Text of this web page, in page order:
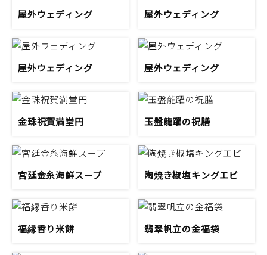
屋外ウェディング 屋外ウェディング
屋外ウェディング 屋外ウェディング
金珠祝賀満堂円 玉盤龍躍の祝膳
宮廷金糸海鮮スープ 陶焼き椒塩キングエビ
福縁香り米餅 翡翠帆立の金福袋